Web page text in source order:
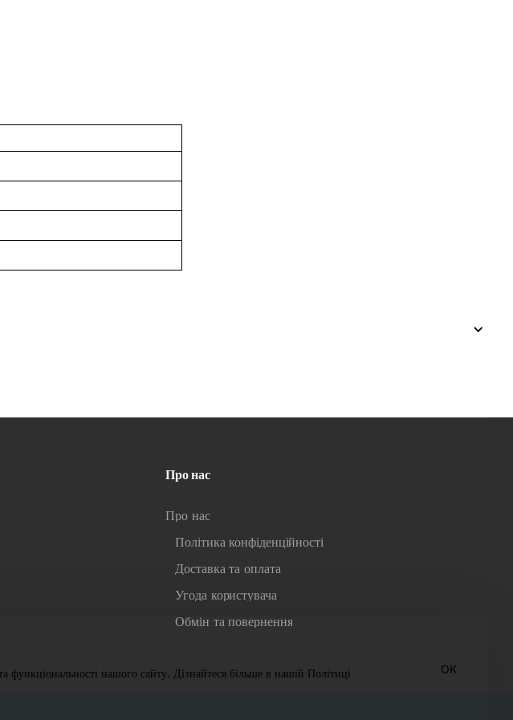
нашого сайту. Дізнайтеся більше в нашій Політиці
OK
Про нас
Про нас
Політика конфіденційності
Доставка та оплата
Угода користувача
Обмін та повернення